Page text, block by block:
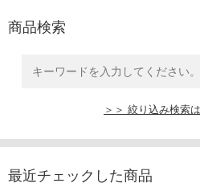
商品検索
＞＞ 絞り込み検索
最近チェックした商品